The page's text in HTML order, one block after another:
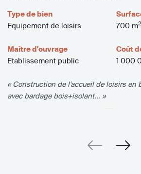
Type de bien
Equipement de loisirs
700 m2
Maître d'ouvrage
Etablissement public
Coût
1 000
« Construction de l'accueil de loisirs en
avec bardage bois+isolant... »